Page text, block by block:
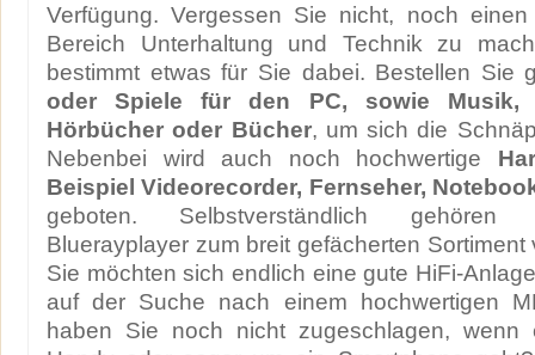
Verfügung. Vergessen Sie nicht, noch
Bereich Unterhaltung und Technik zu
bestimmt etwas für Sie dabei. Bestellen Sie
oder Spiele für den PC, sowie Musik,
Hörbücher oder Bücher, um sich die
Nebenbei wird auch noch hochwertige
Beispiel Videorecorder, Fernseher,
geboten. Selbstverständlich gehören
Bluerayplayer zum breit gefächerten
Sie möchten sich endlich eine gute HiFi-
auf der Suche nach einem hochwertigen
haben Sie noch nicht zugeschlagen,